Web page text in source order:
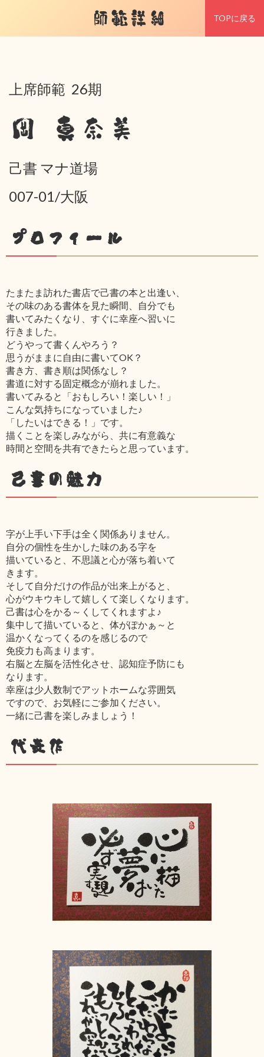
師範詳細 TOPに戻る
上席師範 26期
岡 真奈美
己書 マナ道場
007-01/大阪
プロフィール
たまたま訪れた書店で己書の本と出逢い、
その味のある書体を見た瞬間、自分でも
書いてみたくなり、すぐに幸座へ習いに
行きました。
どうやって書くんやろう？
思うがままに自由に書いてOK？
書き方、書き順は関係なし？
書道に対する固定概念が崩れました。
書いてみると「おもしろい！楽しい！」
こんな気持ちになっていました♪
「したいはできる！」です。
描くことを楽しみながら、共に有意義な
時間と空間を共有できたらと思っています。
己書の魅力
字が上手い下手は全く関係ありません。
自分の個性を生かした味のある字を
描いていると、不思議と心が落ち着いて
きます。
そして自分だけの作品が出来上がると、
心がウキウキして嬉しくて楽しくなります。
己書は心をかる～くしてくれますよ♪
集中して描いていると、体がぽかぁ～と
温かくなってくるのを感じるので
免疫力も高まります。
右脳と左脳を活性化させ、認知症予防にも
なります。
幸座は少人数制でアットホームな雰囲気
ですので、お気軽にご参加ください。
一緒に己書を楽しみましょう！
代表作